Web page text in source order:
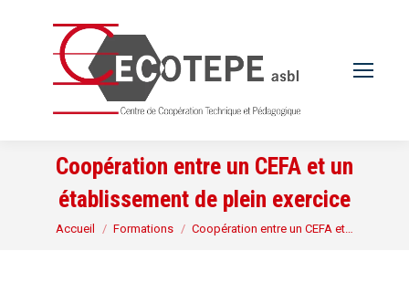
Coopération entre un CEFA et un
établissement de plein exercice
Vous êtes ici :
Accueil Formations Coopération entre un CEFA et…